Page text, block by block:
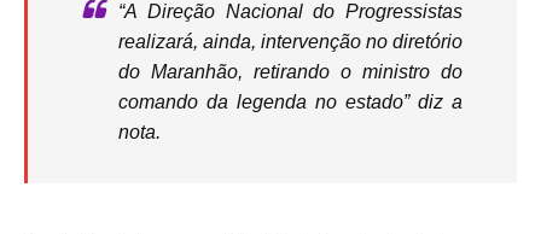
“A Direção Nacional do Progressistas
realizará, ainda, intervenção no diretório
do Maranhão, retirando o ministro do
comando da legenda no estado” diz a
nota.